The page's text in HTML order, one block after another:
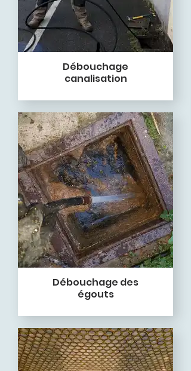
Débouchage
canalisation
Débouchage des
égouts